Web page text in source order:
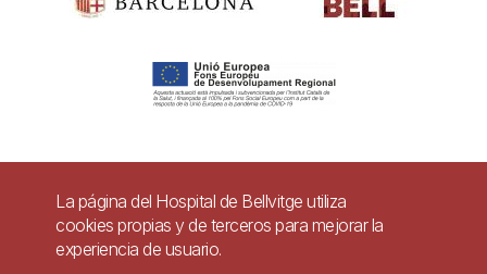
Pie
Contacto
Accesibilidad
La página del Hospital de Bellvitge utiliza
cookies propias y de terceros para mejorar la
experiencia de usuario.